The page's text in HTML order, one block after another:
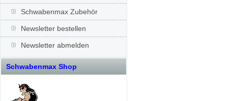
Schwabenmax Zubehör
Newsletter bestellen
Newsletter abmelden
Schwabenmax Shop